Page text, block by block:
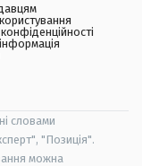
словами
"Позиція".
можна